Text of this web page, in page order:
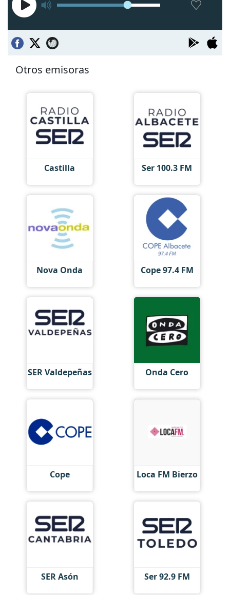
Otros emisoras
Castilla Ser 100.3 FM
Nova Onda Cope 97.4 FM
SER Valdepeñas Onda Cero
Cope Loca FM Bierzo
SER Asón Ser 92.9 FM